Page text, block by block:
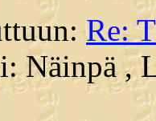
Re:
Näinpä ,